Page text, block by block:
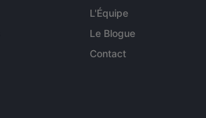
L'Équipe
Le Blogue
Contact